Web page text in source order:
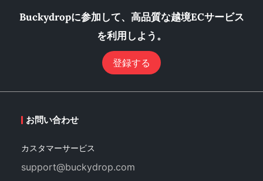
Buckydropに参加して、高品質な越境ECサービス
を利用しよう。
登録する
お問い合わせ
カスタマーサービス
support@buckydrop.com